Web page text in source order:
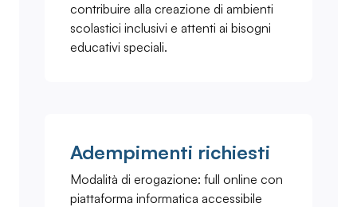
contribuire alla creazione di ambienti
scolastici inclusivi e attenti ai bisogni
educativi speciali.
Adempimenti richiesti
Modalità di erogazione: full online con
piattaforma informatica accessibile